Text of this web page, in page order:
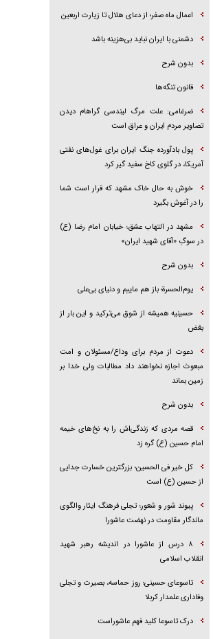
اعمال ماه صفر؛ از دعای هلال تا زیارت اربعین
دشمنی با ایران نباید بی‌هزینه باشد
بدون شرح
قانون تنگه‌ها
ضرغامی: علت مرگ لیندسی گراهام دیدن
تصاویر مردم ایران و عراق است
پول بادآورده جنگ ایران برای غول‌های نفتی
آمریکا، در گلوی کاخ سفید گیر کرد
خوش به حال خاک مشهد که قرار است شما
را در آغوش بگیرد
مشهد در التهاب عشق؛ خیابان امام رضا (ع)
در سوگِ «آقای شهید ایران»
بدون شرح
یوم‌الحسرة؛ باز هم ماییم و دنیای بی‌علی
حسینیه همیشه از شوق می‌ترکید و این بار از
بغض
دعوت از مردم برای وداع/مسئولان و امت
مبعوث اجازه نخواهند داد مطالبات ولی خدا بر
زمین بماند
بدون شرح
قصه مردی که زندگی‌اش را به نخ‌های خیمه
امام حسین (ع) گره زد
کل خیر فی الحسین؛ بزرگترین خسارت جدایی
از حسین (ع) است
پیوند شور و شعور؛ تجلی فرهنگ ایثار والگوی
ماندگار مقاومت در نهضت عاشورا
۸ درس از عاشورا در اندیشه رهبر شهید
انقلاب اسلامی
تاسوعای حسینی؛ روز حماسه، بصیرت و تجلی
وفاداری علمدار کربلا
درک تاسوعا کلید فهم عاشوراست